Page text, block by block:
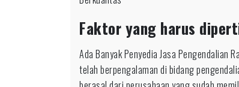
Faktor yang harus
Ada Banyak Penyedia Jasa Pengendalian
telah berpengalaman di bidang